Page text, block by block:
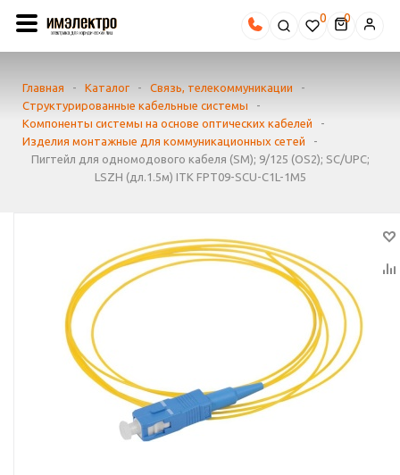
0
Главная - Каталог - Связь, телекоммуникации
-
Структурированные кабельные системы
-
Компоненты системы на основе оптических кабелей
-
Изделия монтажные для коммуникационных сетей
-
Пигтейл для одномодового кабеля (SM); 9/125 (OS2); SC/UPC;
LSZH (дл.1.5м) ITK FPT09-SCU-C1L-1M5